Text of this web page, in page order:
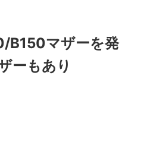
B150マザーを発
ーもあり